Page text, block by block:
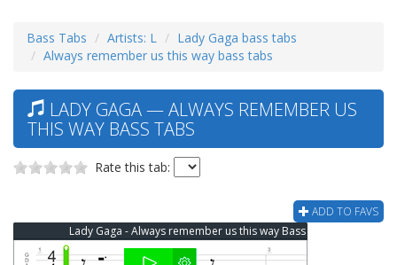
Bass Tabs Artists: L
Lady Gaga bass tabs
Always remember us this way bass tabs
LADY GAGA — ALWAYS REMEMBER US
THIS WAY BASS TABS
Rate this tab:
ADD TO FAVS
Lady Gaga - Always remember us this way Bass Tab